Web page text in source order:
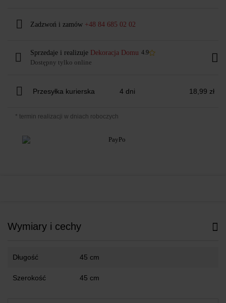
Zadzwoń i zamów +48 84 685 02 02
Sprzedaje i realizuje Dekoracja Domu 4.9
Dostępny tylko online
Przesyłka kurierska 4 dni 18,99 zł
* termin realizacji w dniach roboczych
Wymiary i cechy
Długość 45 cm
Szerokość 45 cm